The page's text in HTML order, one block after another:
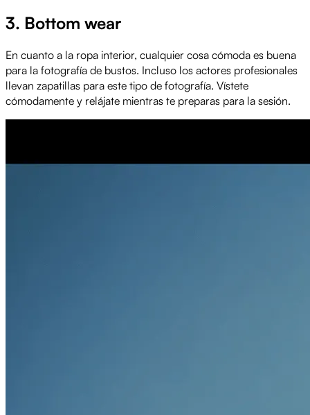
3. Bottom wear
En cuanto a la ropa interior, cualquier cosa cómoda es buena
para la fotografía de bustos. Incluso los actores profesionales
llevan zapatillas para este tipo de fotografía. Vístete
cómodamente y relájate mientras te preparas para la sesión.